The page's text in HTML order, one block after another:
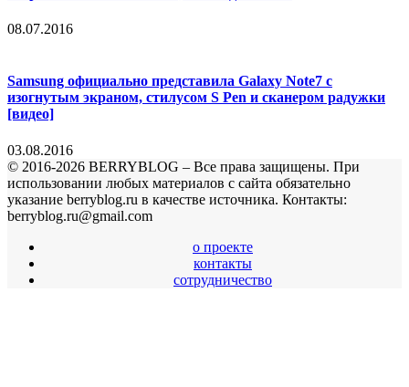
08.07.2016
Samsung официально представила Galaxy Note7 с
изогнутым экраном, стилусом S Pen и сканером радужки
[видео]
03.08.2016
© 2016-2026 BERRYBLOG – Все права защищены. При
использовании любых материалов с сайта обязательно
указание berryblog.ru в качестве источника. Контакты:
berryblog.ru@gmail.com
о проекте
контакты
сотрудничество